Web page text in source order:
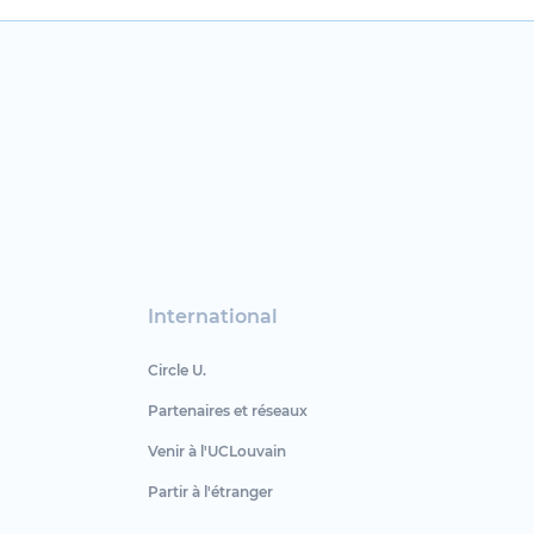
International
Circle U.
Partenaires et réseaux
Venir à l'UCLouvain
Partir à l'étranger